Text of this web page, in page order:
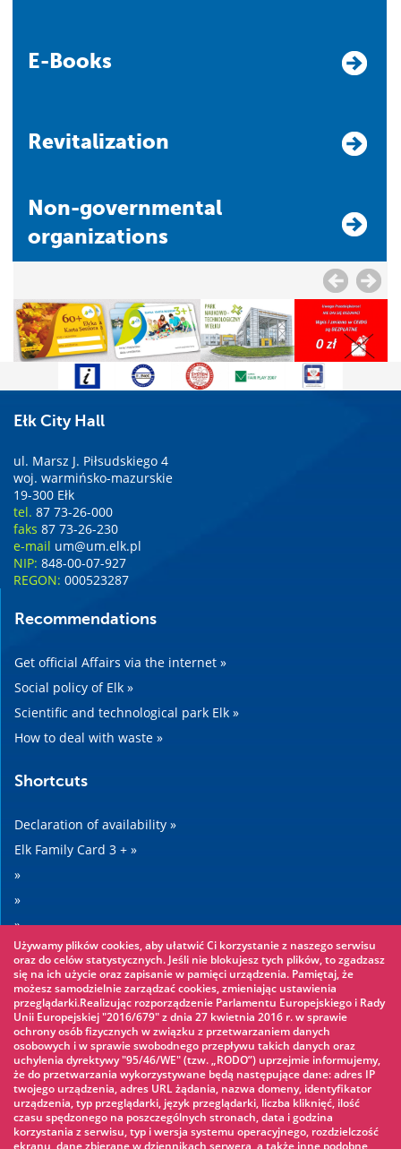
E-Books
Revitalization
Non-governmental
organizations
Ełk City Hall
ul. Marsz J. Piłsudskiego 4
woj. warmińsko-mazurskie
19-300 Ełk
tel. 87 73-26-000
faks 87 73-26-230
e-mail um@um.elk.pl
NIP: 848-00-07-927
REGON: 000523287
Recommendations
Get official Affairs via the internet »
Social policy of Elk »
Scientific and technological park Elk »
How to deal with waste »
Shortcuts
Declaration of availability »
Elk Family Card 3 + »
»
»
»
»
Worth seeing
Rope park »
Water Park »
Ice skating rink »
KINOECK »
Museum »
Używamy plików cookies, aby ułatwić Ci korzystanie z naszego serwisu
oraz do celów statystycznych. Jeśli nie blokujesz tych plików, to zgadzasz
się na ich użycie oraz zapisanie w pamięci urządzenia. Pamiętaj, że
możesz samodzielnie zarządzać cookies, zmieniając ustawienia
przeglądarki.Realizując rozporządzenie Parlamentu Europejskiego i Rady
Unii Europejskiej "2016/679" z dnia 27 kwietnia 2016 r. w sprawie
ochrony osób fizycznych w związku z przetwarzaniem danych
osobowych i w sprawie swobodnego przepływu takich danych oraz
uchylenia dyrektywy "95/46/WE" (tzw. „RODO”) uprzejmie informujemy,
że do przetwarzania wykorzystywane będą następujące dane: adres IP
twojego urządzenia, adres URL żądania, nazwa domeny, identyfikator
urządzenia, typ przeglądarki, język przeglądarki, liczba kliknięć, ilość
czasu spędzonego na poszczególnych stronach, data i godzina
korzystania z serwisu, typ i wersja systemu operacyjnego, rozdzielczość
ekranu, dane zbierane w dziennikach serwera, a także inne podobne